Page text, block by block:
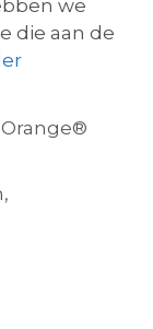
we
die aan de
,